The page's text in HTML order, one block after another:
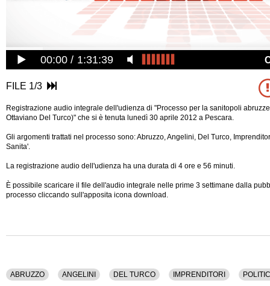
00:00 1:31:39
FILE 1/3
Registrazione audio integrale dell'udienza di "Processo per la sanitopoli
Ottaviano Del Turco)" che si è tenuta lunedì 30 aprile 2012 a Pescara.
Gli argomenti trattati nel processo sono: Abruzzo, Angelini, Del Turco,
Sanita'.
La registrazione audio dell'udienza ha una durata di 4 ore e 56 minuti.
È possibile scaricare il file dell'audio integrale nelle prime 3 settimane dalla
processo cliccando sull'apposita icona download.
ABRUZZO ANGELINI DEL TURCO IMPRENDITORI